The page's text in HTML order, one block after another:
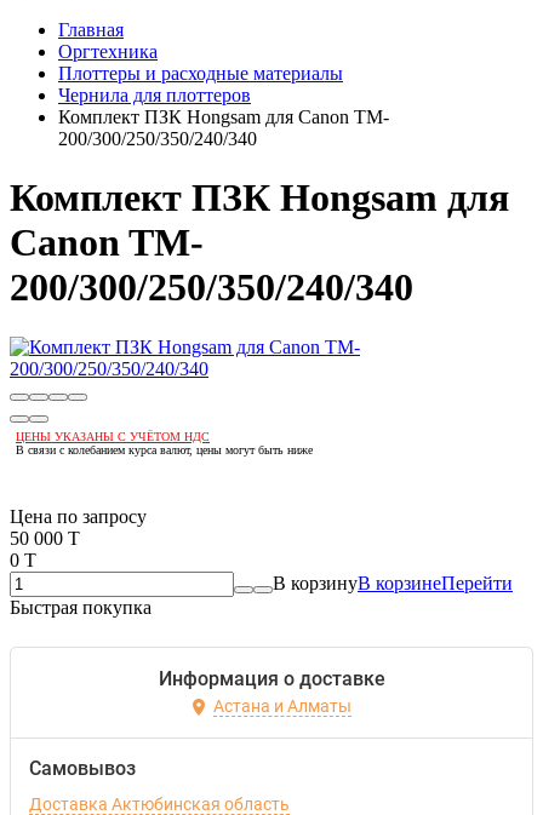
Главная
Оргтехника
Плоттеры и расходные материалы
Чернила для плоттеров
Комплект ПЗК Hongsam для Canon TM-
200/300/250/350/240/340
Комплект ПЗК Hongsam для
Canon TM-
200/300/250/350/240/340
ЦЕНЫ УКАЗАНЫ С УЧЁТОМ НДС
В связи с колебанием курса валют, цены могут быть ниже
Цена по запросу
50 000 T
0 T
В корзинуВ корзинеПерейти
Быстрая покупка
Информация о доставке
Астана и Алматы
Самовывоз
Доставка Актюбинская область